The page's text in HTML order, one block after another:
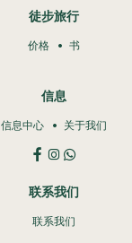
徒步旅行
价格 书
信息
信息中心 关于我们
联系我们
联系我们